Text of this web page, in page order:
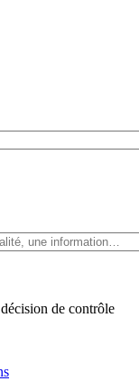
de contrôle